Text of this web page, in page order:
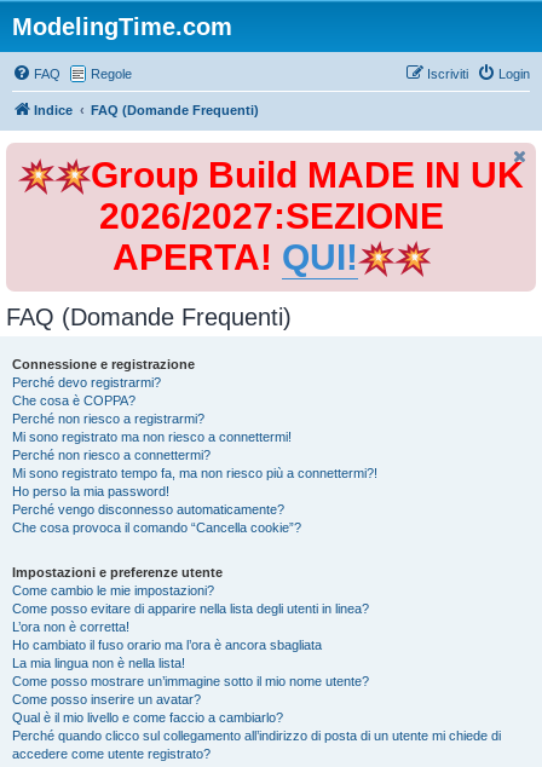
ModelingTime.com
FAQ Regole Login
Iscriviti
Indice FAQ (Domande Frequenti)
Group Build MADE IN UK
2026/2027:SEZIONE
APERTA! QUI!
FAQ (Domande Frequenti)
Connessione e registrazione
Perché devo registrarmi?
Che cosa è COPPA?
Perché non riesco a registrarmi?
Mi sono registrato ma non riesco a connettermi!
Perché non riesco a connettermi?
Mi sono registrato tempo fa, ma non riesco più a connettermi?!
Ho perso la mia password!
Perché vengo disconnesso automaticamente?
Che cosa provoca il comando “Cancella cookie”?
Impostazioni e preferenze utente
Come cambio le mie impostazioni?
Come posso evitare di apparire nella lista degli utenti in linea?
L’ora non è corretta!
Ho cambiato il fuso orario ma l’ora è ancora sbagliata
La mia lingua non è nella lista!
Come posso mostrare un’immagine sotto il mio nome utente?
Come posso inserire un avatar?
Qual è il mio livello e come faccio a cambiarlo?
Perché quando clicco sul collegamento all’indirizzo di posta di un utente mi chiede di
accedere come utente registrato?